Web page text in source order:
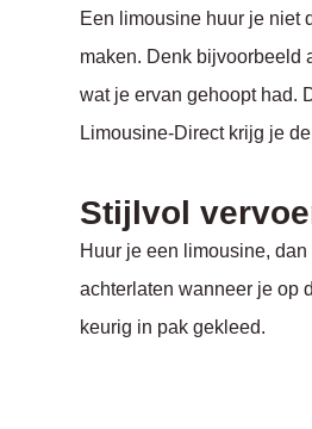
Een limousine huur je niet
maken. Denk bijvoorbeeld
wat je ervan gehoopt had.
Limousine-Direct krijg je
Stijlvol
Huur je een limousine,
achterlaten wanneer je op
keurig in pak gekleed.